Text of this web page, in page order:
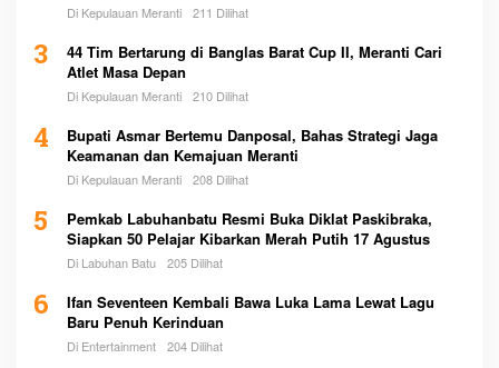
Di Kepulauan Meranti 211 Dilihat
3
44 Tim Bertarung di Banglas Barat Cup II, Meranti Cari
Atlet Masa Depan
Di Kepulauan Meranti 210 Dilihat
4
Bupati Asmar Bertemu Danposal, Bahas Strategi Jaga
Keamanan dan Kemajuan Meranti
Di Kepulauan Meranti 208 Dilihat
5
Pemkab Labuhanbatu Resmi Buka Diklat Paskibraka,
Siapkan 50 Pelajar Kibarkan Merah Putih 17 Agustus
Di Labuhan Batu 205 Dilihat
6
Ifan Seventeen Kembali Bawa Luka Lama Lewat Lagu
Baru Penuh Kerinduan
Di Entertainment 204 Dilihat